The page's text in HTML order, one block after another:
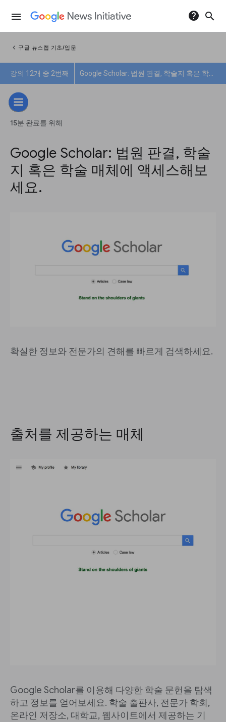
menu help search
chevron_left 구글 뉴스랩 기초/입문
강의 12개 중 2번째
15분 완료를 위해
Google Scholar: 법원 판결, 학술
지 혹은 학술 매체에 액세스해보
세요.
확실한 정보와 전문가의 견해를 빠르게 검색하세요.
출처를 제공하는 매체
Google Scholar를 이용해 다양한 학술 문헌을 탐색
하고 정보를 얻어보세요. 학술 출판사, 전문가 학회,
온라인 저장소, 대학교, 웹사이트에서 제공하는 기